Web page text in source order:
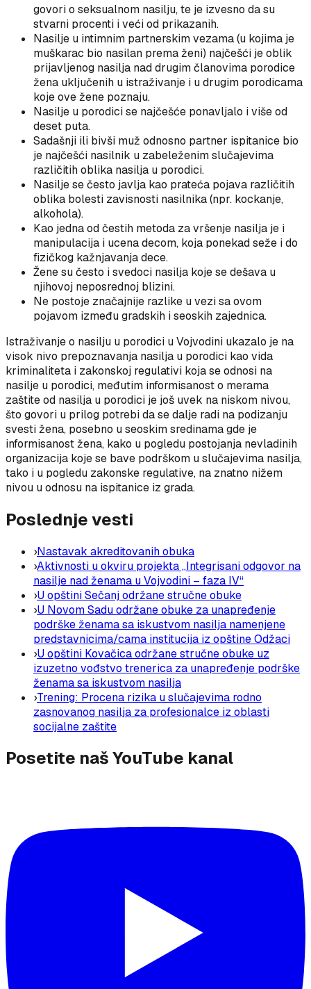
govori o seksualnom nasilju, te je izvesno da su
stvarni procenti i veći od prikazanih.
Nasilje u intimnim partnerskim vezama (u kojima je
muškarac bio nasilan prema ženi) najčešći je oblik
prijavljenog nasilja nad drugim članovima porodice
žena uključenih u istraživanje i u drugim porodicama
koje ove žene poznaju.
Nasilje u porodici se najčešće ponavljalo i više od
deset puta.
Sadašnji ili bivši muž odnosno partner ispitanice bio
je najčešći nasilnik u zabeleženim slučajevima
različitih oblika nasilja u porodici.
Nasilje se često javlja kao prateća pojava različitih
oblika bolesti zavisnosti nasilnika (npr. kockanje,
alkohola).
Kao jedna od čestih metoda za vršenje nasilja je i
manipulacija i ucena decom, koja ponekad seže i do
fizičkog kažnjavanja dece.
Žene su često i svedoci nasilja koje se dešava u
njihovoj neposrednoj blizini.
Ne postoje značajnije razlike u vezi sa ovom
pojavom između gradskih i seoskih zajednica.
Istraživanje o nasilju u porodici u Vojvodini ukazalo je na
visok nivo prepoznavanja nasilja u porodici kao vida
kriminaliteta i zakonskoj regulativi koja se odnosi na
nasilje u porodici, međutim informisanost o merama
zaštite od nasilja u porodici je još uvek na niskom nivou,
što govori u prilog potrebi da se dalje radi na podizanju
svesti žena, posebno u seoskim sredinama gde je
informisanost žena, kako u pogledu postojanja nevladinih
organizacija koje se bave podrškom u slučajevima nasilja,
tako i u pogledu zakonske regulative, na znatno nižem
nivou u odnosu na ispitanice iz grada.
Poslednje vesti
›Nastavak akreditovanih obuka
›Aktivnosti u okviru projekta „Integrisani odgovor na
nasilje nad ženama u Vojvodini – faza IV“
›U opštini Sečanj održane stručne obuke
›U Novom Sadu održane obuke za unapređenje
podrške ženama sa iskustvom nasilja namenjene
predstavnicima/cama institucija iz opštine Odžaci
›U opštini Kovačica održane stručne obuke uz
izuzetno vođstvo trenerica za unapređenje podrške
ženama sa iskustvom nasilja
›Trening: Procena rizika u slučajevima rodno
zasnovanog nasilja za profesionalce iz oblasti
socijalne zaštite
Posetite naš YouTube kanal